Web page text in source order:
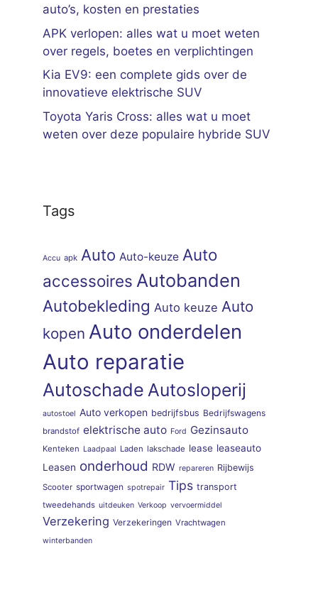
auto’s, kosten en prestaties
APK verlopen: alles wat u moet weten
over regels, boetes en verplichtingen
Kia EV9: een complete gids over de
innovatieve elektrische SUV
Toyota Yaris Cross: alles wat u moet
weten over deze populaire hybride SUV
Tags
Accu apk Auto Auto-keuze Auto
accessoires Autobanden
Autobekleding Auto keuze Auto
kopen Auto onderdelen
Auto reparatie
Autoschade Autosloperij
autostoel Auto verkopen bedrijfsbus Bedrijfswagens
brandstof elektrische auto Ford Gezinsauto
Kenteken Laadpaal Laden lakschade lease leaseauto
Leasen onderhoud RDW repareren Rijbewijs
Scooter sportwagen spotrepair Tips transport
tweedehands uitdeuken Verkoop vervoermiddel
Verzekering Verzekeringen Vrachtwagen
winterbanden